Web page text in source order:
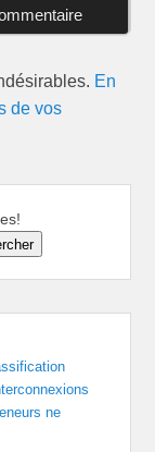
En
de vos
ne